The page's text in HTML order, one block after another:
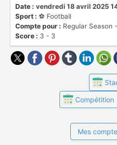
championnat sont
Championship]
(https://
championship), les
EFL League Two.
Date : vendredi 18 avril 2025
Sport : ⚽️ Football
Compte pour : Regular Season
Score : 3 - 3
Compétition
Mes